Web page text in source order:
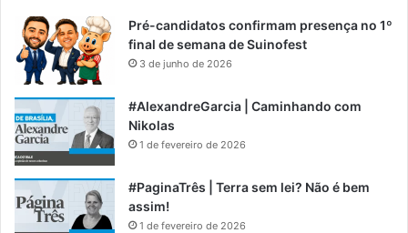
Pré-candidatos confirmam presença no 1º
final de semana de Suinofest
3 de junho de 2026
#AlexandreGarcia | Caminhando com
Nikolas
1 de fevereiro de 2026
#PaginaTrês | Terra sem lei? Não é bem
assim!
1 de fevereiro de 2026